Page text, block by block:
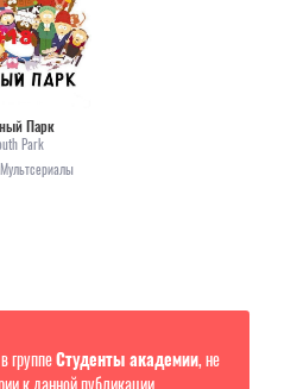
Парк
Park
Мультсериалы
группеСтуденты академии, не